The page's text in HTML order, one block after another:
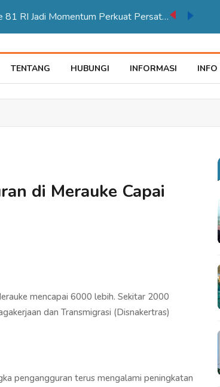
Karnaval Pembangunan HUT ke 81 RI Jadi Momentum Perkuat Persatuan di Merauke
TENTANG HUBUNGI INFORMASI
di Merauke Capai
mencapai 6000 lebih. Sekitar 2000
dan Transmigrasi (Disnakertras)
pengangguran terus mengalami peningkatan